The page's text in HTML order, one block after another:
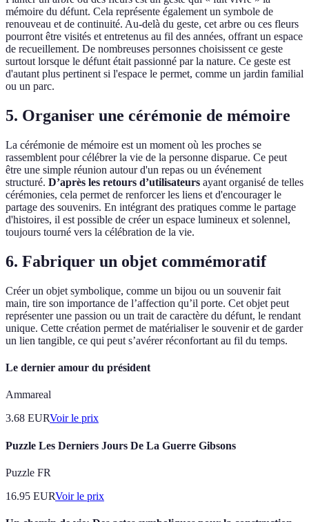
mémoire du défunt. Cela représente également un symbole de
renouveau et de continuité. Au-delà du geste, cet arbre ou ces fleurs
pourront être visités et entretenus au fil des années, offrant un espace
de recueillement. De nombreuses personnes choisissent ce geste
surtout lorsque le défunt était passionné par la nature. Ce geste est
d'autant plus pertinent si l'espace le permet, comme un jardin familial
ou un parc.
5. Organiser une cérémonie de mémoire
La cérémonie de mémoire est un moment où les proches se
rassemblent pour célébrer la vie de la personne disparue. Ce peut
être une simple réunion autour d'un repas ou un événement
structuré. D’après les retours d’utilisateurs ayant organisé de telles
cérémonies, cela permet de renforcer les liens et d'encourager le
partage des souvenirs. En intégrant des pratiques comme le partage
d'histoires, il est possible de créer un espace lumineux et solennel,
toujours tourné vers la célébration de la vie.
6. Fabriquer un objet commémoratif
Créer un objet symbolique, comme un bijou ou un souvenir fait
main, tire son importance de l’affection qu’il porte. Cet objet peut
représenter une passion ou un trait de caractère du défunt, le rendant
unique. Cette création permet de matérialiser le souvenir et de garder
un lien tangible, ce qui peut s’avérer réconfortant au fil du temps.
Le dernier amour du président
Ammareal
3.68 EURVoir le prix
Puzzle Les Derniers Jours De La Guerre Gibsons
Puzzle FR
16.95 EURVoir le prix